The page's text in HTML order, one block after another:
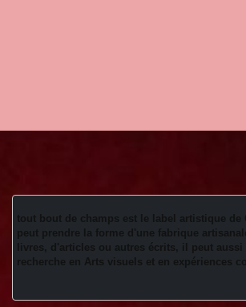
tout bout de champs est le label artistique de
peut prendre la forme d'une fabrique
livres, d'articles ou autres écrits, il peut aussi
recherche en Arts visuels et en expériences